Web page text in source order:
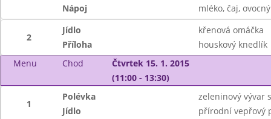
Nápoj
mléko, čaj,
2
Jídlo
křenová omáčka
Příloha
houskový knedlík
Menu
Chod
Čtvrtek 15. 1. 2015
(11:00 - 13:30)
1
Polévka
zeleninový vývar
Jídlo
přírodní vepřový